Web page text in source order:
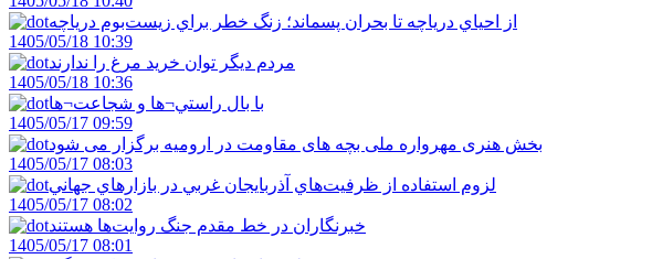
از احياي درياچه تا بحران پسماند؛ زنگ خطر براي زيست‌بوم درياچه
1405/05/18 10:39
مردم ديگر توان خريد مرغ را ندارند
1405/05/18 10:36
با بال راستي¬ها و شجاعت¬ها
1405/05/17 09:59
بخش هنری مهرواره ملی بچه های مقاومت در ارومیه برگزار می شود
1405/05/17 08:03
لزوم استفاده از ظرفيت‌هاي آذربايجان غربي در بازارهاي جهاني
1405/05/17 08:02
خبرنگاران در خط مقدم جنگ روايت‌ها هستند
1405/05/17 08:01